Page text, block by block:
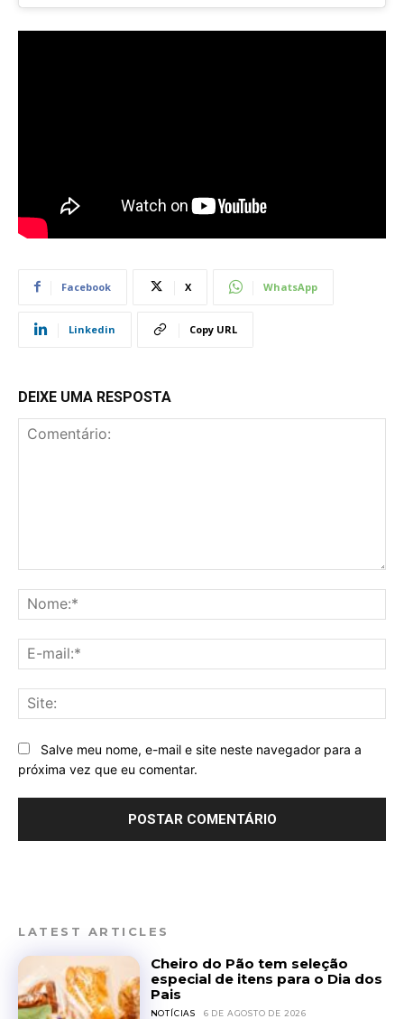
Facebook X WhatsApp
Linkedin Copy URL
DEIXE UMA RESPOSTA
Salve meu nome, e-mail e site neste navegador para a
próxima vez que eu comentar.
LATEST ARTICLES
Cheiro do Pão tem seleção
especial de itens para o Dia dos
Pais
NOTÍCIAS 6 DE AGOSTO DE 2026